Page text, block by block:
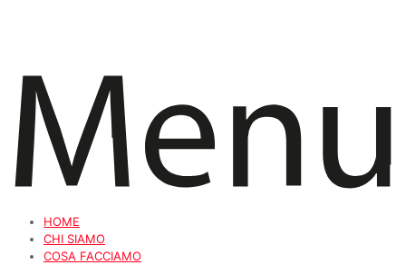
HOME
CHI SIAMO
COSA FACCIAMO